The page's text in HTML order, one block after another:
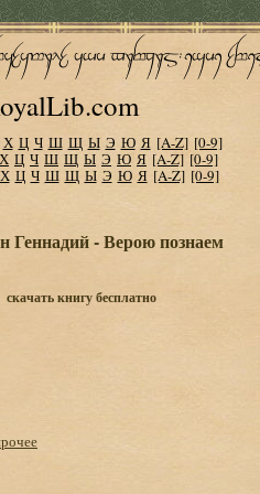
Х Ц Ч Ш Щ Ы Э Ю Я [A-Z] [0-9]
Х Ц Ч Ш Щ Ы Э Ю Я [A-Z] [0-9]
Х Ц Ч Ш Щ Ы Э Ю Я [A-Z] [0-9]
Геннадий - Верою познаем
скачать книгу бесплатно